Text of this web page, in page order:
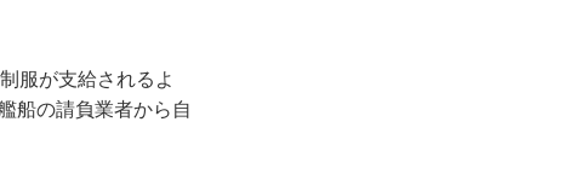
服が支給されるよ
船の請負業者から自